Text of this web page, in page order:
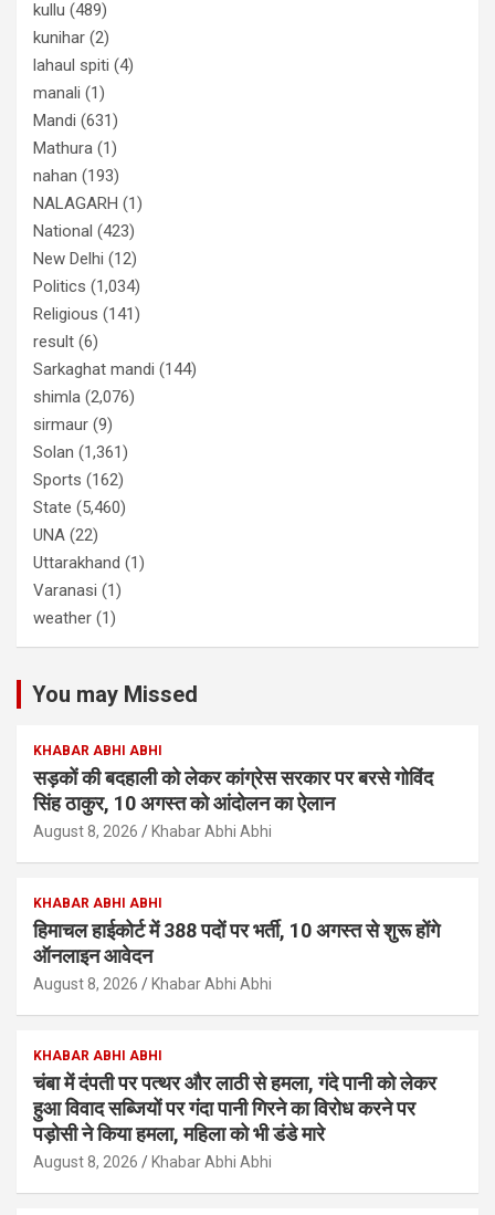
kullu (489)
kunihar (2)
lahaul spiti (4)
manali (1)
Mandi (631)
Mathura (1)
nahan (193)
NALAGARH (1)
National (423)
New Delhi (12)
Politics (1,034)
Religious (141)
result (6)
Sarkaghat mandi (144)
shimla (2,076)
sirmaur (9)
Solan (1,361)
Sports (162)
State (5,460)
UNA (22)
Uttarakhand (1)
Varanasi (1)
weather (1)
You may Missed
KHABAR ABHI ABHI
सड़कों की बदहाली को लेकर कांग्रेस सरकार पर बरसे गोविंद
सिंह ठाकुर, 10 अगस्त को आंदोलन का ऐलान
August 8, 2026 Khabar Abhi Abhi
KHABAR ABHI ABHI
हिमाचल हाईकोर्ट में 388 पदों पर भर्ती, 10 अगस्त से शुरू होंगे
ऑनलाइन आवेदन
August 8, 2026 Khabar Abhi Abhi
KHABAR ABHI ABHI
चंबा में दंपती पर पत्थर और लाठी से हमला, गंदे पानी को लेकर
हुआ विवाद सब्जियों पर गंदा पानी गिरने का विरोध करने पर
पड़ोसी ने किया हमला, महिला को भी डंडे मारे
August 8, 2026 Khabar Abhi Abhi